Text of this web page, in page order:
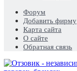
Форум
Добавить фирму
Карта сайта
О сайте
Обратная связь